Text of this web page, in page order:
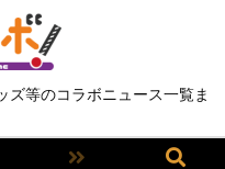
ズ等のコラボニュース一覧ま